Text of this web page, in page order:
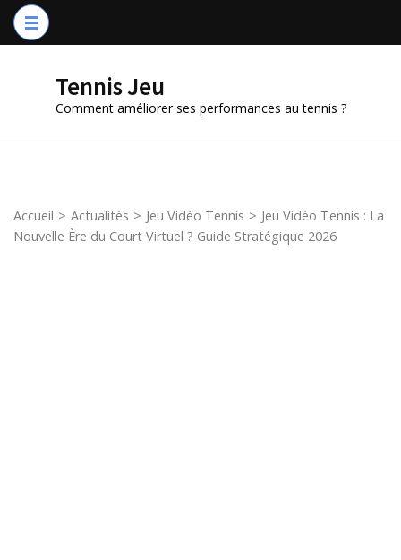
Aller
au
(PressezTennis Jeu
Comment améliorer ses performances au tennis ?
Accueil > Actualités > Jeu Vidéo Tennis > Jeu Vidéo Tennis : La
Nouvelle Ère du Court Virtuel ? Guide Stratégique 2026